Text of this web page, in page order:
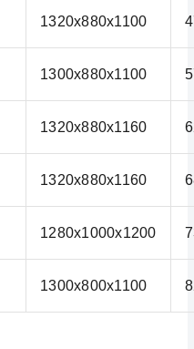
1320x880x1100
1300x880x1100
1320x880x1160
1320x880x1160
1280x1000x1200
1300x800x1100